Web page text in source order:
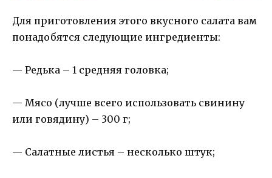
Для приготовления этого вкусного салата вам
понадобятся следующие ингредиенты:
— Редька – 1 средняя головка;
— Мясо (лучше всего использовать свинину
или говядину) – 300 г;
— Салатные листья – несколько штук;